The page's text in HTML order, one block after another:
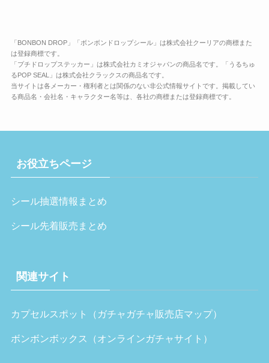
「BONBON DROP」「ボンボンドロップシール」は株式会社クーリアの商標また
は登録商標です。
「プチドロップステッカー」は株式会社カミオジャパンの商品名です。「うるちゅ
るPOP SEAL」は株式会社クラックスの商品名です。
当サイトは各メーカー・権利者とは関係のない非公式情報サイトです。掲載してい
る商品名・会社名・キャラクター名等は、各社の商標または登録商標です。
お役立ちページ
シール抽選情報まとめ
シール先着販売まとめ
関連サイト
カプセルスポット（ガチャガチャ販売店マップ）
ボンボンボックス（オンラインガチャサイト）